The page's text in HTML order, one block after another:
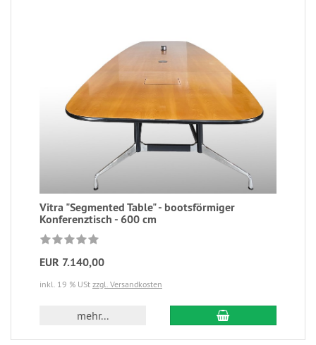
Vitra "Segmented Table" - bootsförmiger
Konferenztisch - 600 cm
EUR 7.140,00
inkl. 19 % USt zzgl. Versandkosten
mehr...